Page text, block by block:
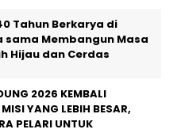
Tahun Berkarya di
sama Membangun Masa
Hijau dan Cerdas
2026 KEMBALI
YANG LEBIH BESAR,
PELARI UNTUK